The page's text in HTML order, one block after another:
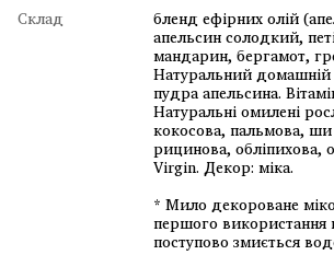
Склад бленд ефірних олій
апельсин солодкий,
мандарин, бергамот,
Натуральний
пудра апельсина.
Натуральні омилені
кокосова, пальмова, ши
рицинова, обліпихова,
Virgin. Декор: міка.
* Мило декороване
першого використання
поступово змиється